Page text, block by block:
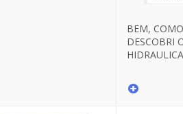
BEM,
DESCOBRI
HIDRAULICA